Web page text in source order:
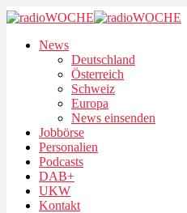
News
Deutschland
Österreich
Schweiz
Europa
News einsenden
Jobbörse
Personalien
Podcasts
DAB+
UKW
Kontakt